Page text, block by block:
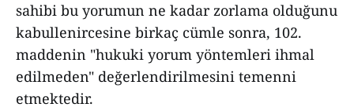
sahibi bu yorumun ne kadar zorlama olduğunu
kabullenircesine birkaç cümle sonra, 102.
maddenin "hukuki yorum yöntemleri ihmal
edilmeden" değerlendirilmesini temenni
etmektedir.